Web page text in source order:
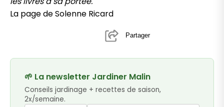
La page de Solenne Ricard
Partager
🌱 La newsletter Jardiner Malin
Conseils jardinage + recettes de saison,
2x/semaine.